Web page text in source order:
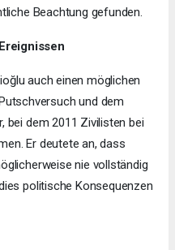
Beachtung gefunden.
auch einen möglichen
und dem
bei dem 2011 Zivilisten bei
Er deutete an, dass
nie vollständig
politische Konsequenzen